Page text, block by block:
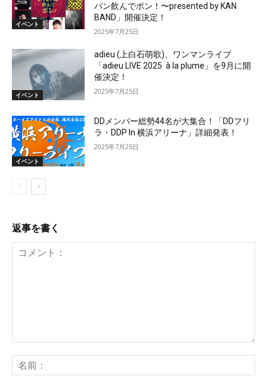
イベント
パン飲んでポン！〜presented by KAN
BAND」開催決定！
2025年7月25日
イベント
adieu (上白石萌歌)、ワンマンライブ
「adieu LIVE 2025 à la plume」を9月に開
催決定！
2025年7月25日
イベント
DDメンバー総勢44名が大集合！「DDフリ
ラ・DDP In 横浜アリーナ」詳細発表！
2025年7月25日
返事を書く
ン
前